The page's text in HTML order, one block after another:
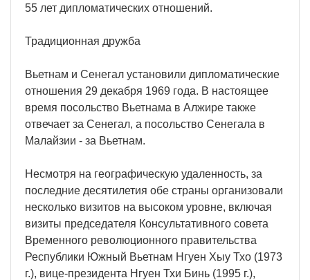
55 лет дипломатических отношений.
Традиционная дружба
Вьетнам и Сенегал установили дипломатические
отношения 29 декабря 1969 года. В настоящее
время посольство Вьетнама в Алжире также
отвечает за Сенегал, а посольство Сенегала в
Малайзии - за Вьетнам.
Несмотря на географическую удаленность, за
последние десятилетия обе страны организовали
несколько визитов на высоком уровне, включая
визиты председателя Консультативного совета
Временного революционного правительства
Республики Южный Вьетнам Нгуен Хыу Тхо (1973
г.), вице-президента Нгуен Тхи Бинь (1995 г.),